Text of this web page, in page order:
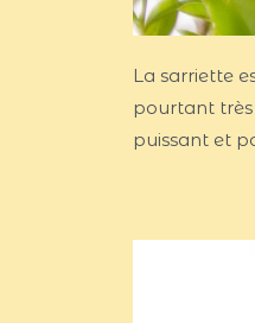
La sarriette
pourtant très
puissant et
A